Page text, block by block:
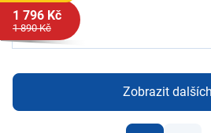
1 796 Kč
1 890 Kč
Zobrazit